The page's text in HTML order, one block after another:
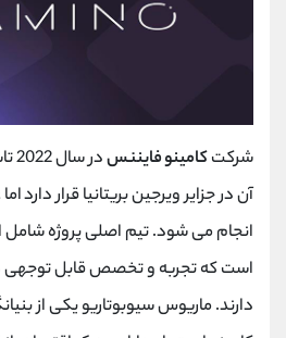
شرکتکامینو فایننس
آن در جزایر ویرجین بریتانیا قرار دارد
انجام می شود. تیم اصلی پروژه
است که تجربه و تخصص قابل توجهی
دارند. ماریوس سیوبوتاریو یکی از